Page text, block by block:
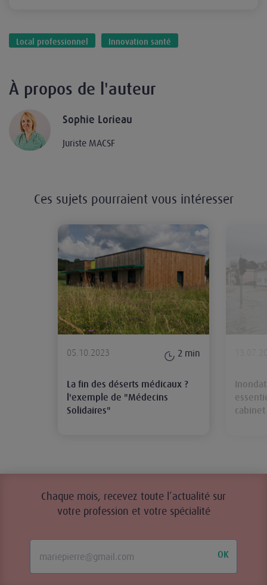
Local professionnel Innovation santé
À propos de l'auteur
Sophie Lorieau
Juriste MACSF
Ces sujets pourraient vous intéresser
La fin des déserts médicaux ?
05.10.2023 2 min
La fin des déserts médicaux ?
l'exemple de "Médecins
Solidaires"
Chaque mois, recevez toute l’actualité sur
votre profession et votre spécialité
OK